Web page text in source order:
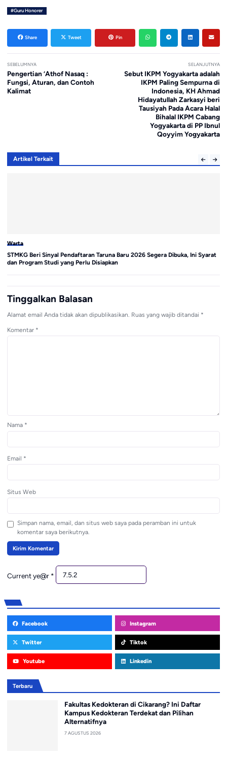
#Guru Honorer
Share Tweet Pin
SEBELUMNYA
Pengertian ‘Athof Nasaq :
Fungsi, Aturan, dan Contoh
Kalimat
SELANJUTNYA
Sebut IKPM Yogyakarta adalah
IKPM Paling Sempurna di
Indonesia, KH Ahmad
Hidayatullah Zarkasyi beri
Tausiyah Pada Acara Halal
Bihalal IKPM Cabang
Yogyakarta di PP Ibnul
Qoyyim Yogyakarta
Artikel Terkait
Warta
STMKG Beri Sinyal Pendaftaran Taruna Baru 2026 Segera Dibuka, Ini Syarat
dan Program Studi yang Perlu Disiapkan
Tinggalkan Balasan
Alamat email Anda tidak akan dipublikasikan. Ruas yang wajib ditandai *
Komentar *
Nama *
Email *
Situs Web
Simpan nama, email, dan situs web saya pada peramban ini untuk
komentar saya berikutnya.
Current ye@r *
Facebook Instagram
Twitter Tiktok
Youtube Linkedin
Terbaru
Fakultas Kedokteran di Cikarang? Ini Daftar
Kampus Kedokteran Terdekat dan Pilihan
Alternatifnya
7 AGUSTUS 2026